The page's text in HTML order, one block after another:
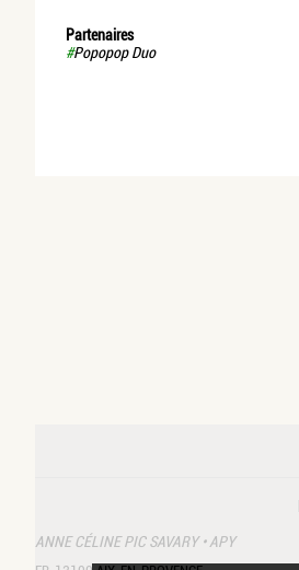
Partenaires
#Popopop Duo
ANNE CÉLINE PIC SAVARY • APY